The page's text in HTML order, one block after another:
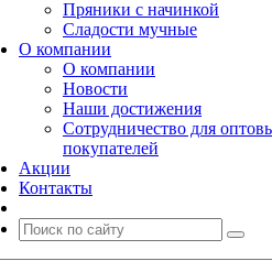
Пряники с начинкой
Сладости мучные
О компании
О компании
Новости
Наши достижения
Сотрудничество для
покупателей
Акции
Контакты